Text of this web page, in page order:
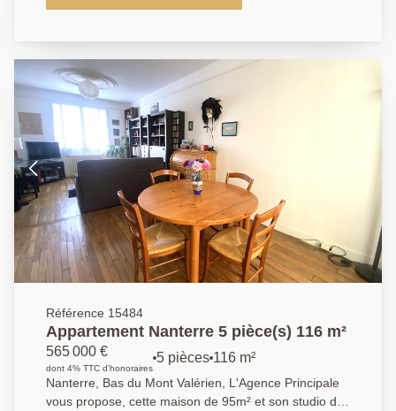
419 m² propose de beaux volumes pour une surface
parquet massif et poêle à bois, ouvrant sur une
terrasse, et un vaste jardin. Egalement, une cuisine
américaine, et un petit salon accédant à la terrasse.
Un bureau et des toilettes séparés complètent ce
niveau. Au premier étage, vous trouverez deux
chambres, une salle de bains avec toilettes et un
dressing. Un sous-sol, une cave, une buanderie, et un
garage. Sectorisation scolaire idéale, proche des
commerces et du Mont Valérien. Nous contacter : 01
40 97 07 07 AP/LT
Référence 15484
Appartement Nanterre 5 pièce(s) 116 m²
565 000 €
dont 4% TTC d'honoraires
5 pièces 116 m²
Nanterre, Bas du Mont Valérien, L'Agence Principale
vous propose, cette maison de 95m² et son studio de